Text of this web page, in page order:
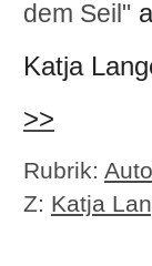
dem Seil"
Katja
>>
Rubrik:
Z: Katja